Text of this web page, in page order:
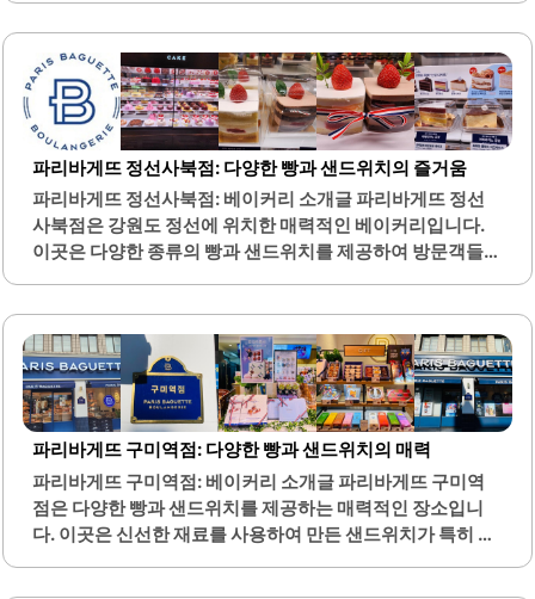
국물과 신선한 동태가 조화를 이루어 해장 음식으로 인기가
높습니다.다양한 해물 요리를 제공하여 여러 가지 선택지를
제공하며, 양도 푸짐하여 만족스러운 식사를 경험할 수 있습
니다. 내부는 깔끔하게 관리되어 있으며, 기본 반찬도 정갈하
게 제공되어 식사의 품격을 높입니다. 점심시간에는 많은 손
님들로 붐비며, 그만큼 인기가 높은 곳임을 알 수 있습니다.아
구찜과 동태탕 외에도 볶음밥과 같은 사이드 메뉴도 훌륭하
여, 함께 즐기기에 적합합니다. 이곳은 모임이나 회식 장소로
도 적합하여, 친구나 가족과 함께 방문하기 좋은..
파리바게뜨 정선사북점: 다양한 빵과 샌드위치의 즐거움
파리바게뜨 정선사북점: 베이커리 소개글 파리바게뜨 정선
사북점은 강원도 정선에 위치한 매력적인 베이커리입니다.
이곳은 다양한 종류의 빵과 샌드위치를 제공하여 방문객들에
한 경험을 선사합니다.매장 내부는 넓고 쾌적하여 편안하게
빵을 고를 수 있는 환경을 제공합니다. 또한, 하이원 워터월드
와 가까운 위치에 있어 관광객들이 방문하기에 매우 편리합
니다. 정선 지역의 특성을 반영한 다양한 메뉴가 마련되어 있
어 지역 주민들과 관광객 모두에게 사랑받고 있습니다.친절
한 직원들이 고객을 맞이하며, 항상 밝은 분위기를 유지하고
있습니다. 이곳의 빵은 신선하고 맛있어 많은 이들에게 인기
를 끌고 있습니다. 특히, 크리스마스 시즌에는 특별한 케이크
예약이 가능하여 연말 분위기를 한층 더해줍니다.가격 또한
합리적이어서 가성비..
파리바게뜨 구미역점: 다양한 빵과 샌드위치의 매력
파리바게뜨 구미역점: 베이커리 소개글 파리바게뜨 구미역
점은 다양한 빵과 샌드위치를 제공하는 매력적인 장소입니
다. 이곳은 신선한 재료를 사용하여 만든 샌드위치가 특히 인